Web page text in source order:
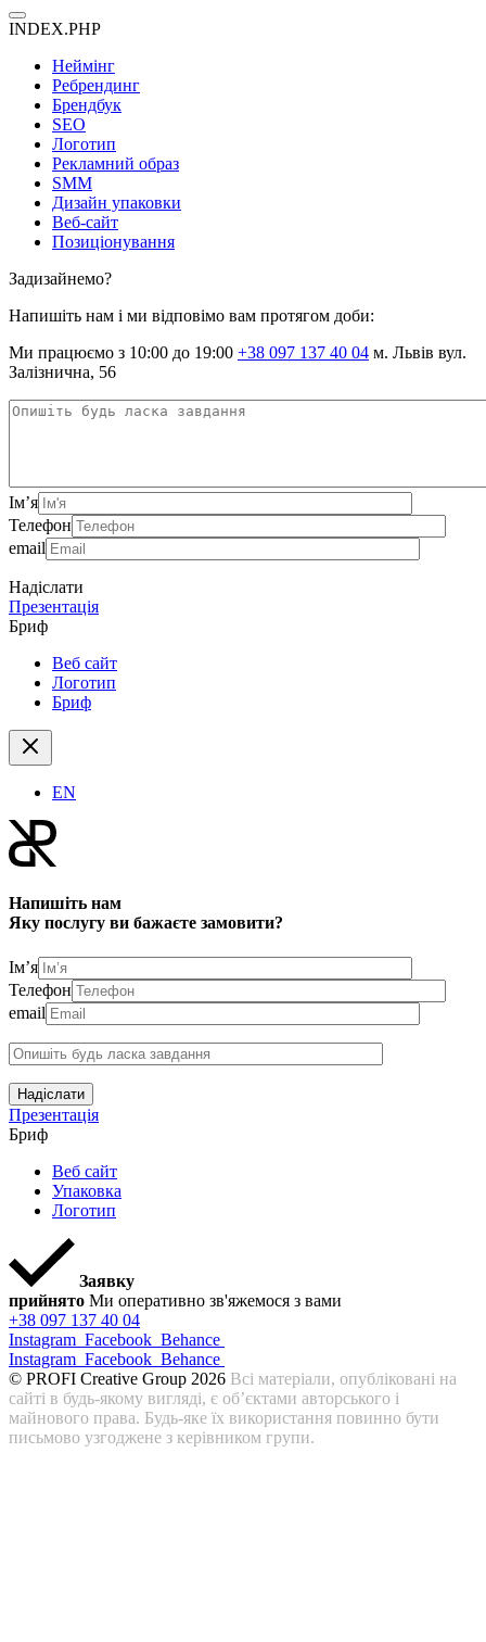
INDEX.PHP
Неймінг
Ребрендинг
Брендбук
SEO
Логотип
Рекламний образ
SMM
Дизайн упаковки
Веб-сайт
Позиціонування
Задизайнемо?
Напишіть нам і ми відповімо вам протягом доби:
Ми працюємо з 10:00 до 19:00 +38 097 137 40 04 м. Львів вул.
Залізнична, 56
Ім’я
Телефон
email
Надіслати
Презентація
Бриф
Веб сайт
Логотип
Бриф
EN
Напишіть нам
Яку послугу ви бажаєте замовити?
Ім’я
Телефон
email
Надіслати
Презентація
Бриф
Веб сайт
Упаковка
Логотип
Заявку
прийнято Ми оперативно зв'яжемося з вами
+38 097 137 40 04
Instagram Facebook Behance
Instagram Facebook Behance
© PROFI Creative Group 2026 Всі матеріали, опубліковані на
сайті в будь-якому вигляді, є об’єктами авторського і
майнового права. Будь-яке їх використання повинно бути
письмово узгоджене з керівником групи.